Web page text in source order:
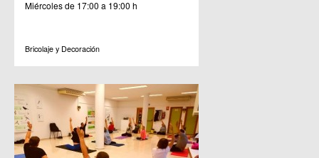
Miércoles de 17:00 a 19:00 h
Bricolaje y Decoración